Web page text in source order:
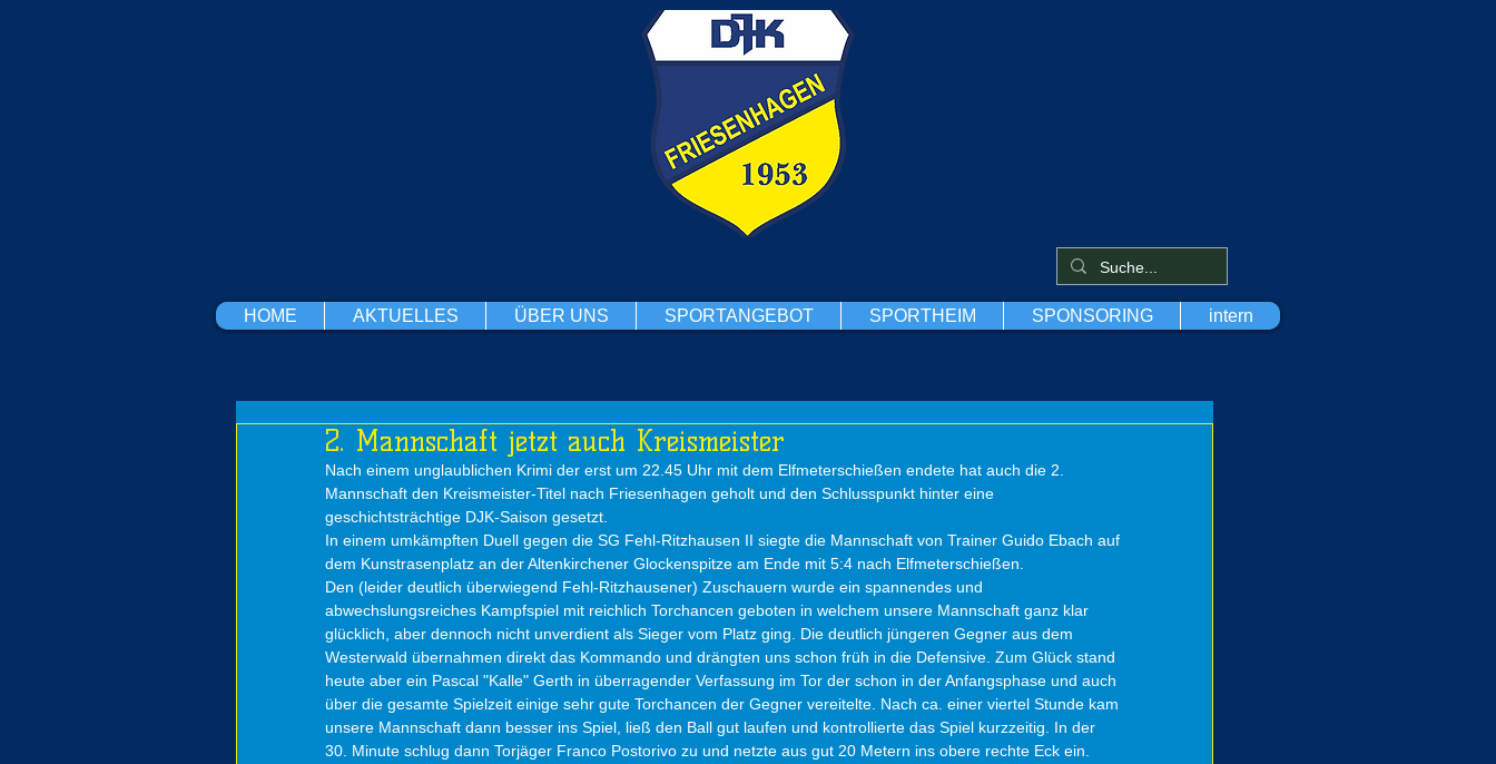
HOME AKTUELLES ÜBER UNS SPORTANGEBOT SPORTHEIM SPONSORING intern
2. Mannschaft jetzt auch Kreismeister
Nach einem unglaublichen Krimi der erst um 22.45 Uhr mit dem Elfmeterschießen endete hat auch die 2.
Mannschaft den Kreismeister-Titel nach Friesenhagen geholt und den Schlusspunkt hinter eine
geschichtsträchtige DJK-Saison gesetzt.
In einem umkämpften Duell gegen die SG Fehl-Ritzhausen II siegte die Mannschaft von Trainer Guido Ebach auf
dem Kunstrasenplatz an der Altenkirchener Glockenspitze am Ende mit 5:4 nach Elfmeterschießen.
Den (leider deutlich überwiegend Fehl-Ritzhausener) Zuschauern wurde ein spannendes und
abwechslungsreiches Kampfspiel mit reichlich Torchancen geboten in welchem unsere Mannschaft ganz klar
glücklich, aber dennoch nicht unverdient als Sieger vom Platz ging. Die deutlich jüngeren Gegner aus dem
Westerwald übernahmen direkt das Kommando und drängten uns schon früh in die Defensive. Zum Glück stand
heute aber ein Pascal "Kalle" Gerth in überragender Verfassung im Tor der schon in der Anfangsphase und auch
über die gesamte Spielzeit einige sehr gute Torchancen der Gegner vereitelte. Nach ca. einer viertel Stunde kam
unsere Mannschaft dann besser ins Spiel, ließ den Ball gut laufen und kontrollierte das Spiel kurzzeitig. In der
30. Minute schlug dann Torjäger Franco Postorivo zu und netzte aus gut 20 Metern ins obere rechte Eck ein.